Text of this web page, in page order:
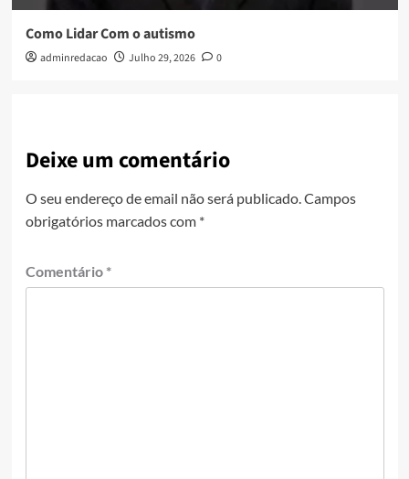
Como Lidar Com o autismo
adminredacao Julho 29, 2026 0
Deixe um comentário
O seu endereço de email não será publicado.Campos
obrigatórios marcados com *
Comentário *